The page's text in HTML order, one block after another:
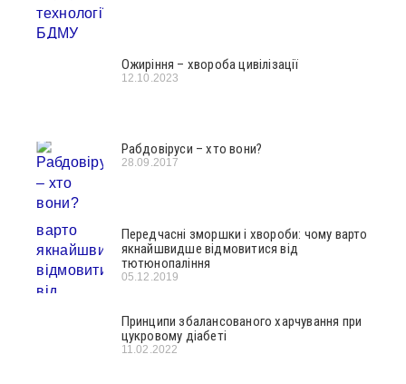
Ожиріння – хвороба цивілізації
12.10.2023
Рабдовіруси – хто вони?
28.09.2017
Передчасні зморшки і хвороби: чому варто
якнайшвидше відмовитися від
тютюнопаління
05.12.2019
Принципи збалансованого харчування при
цукровому діабеті
11.02.2022